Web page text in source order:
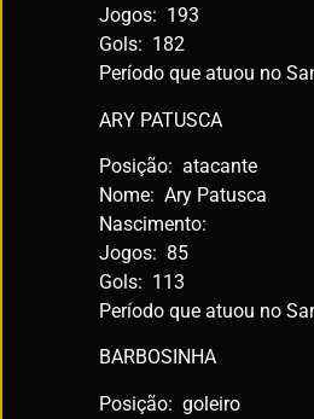
Jogos: 193
Gols: 182
Período que atuou no
ARY PATUSCA
Posição: atacante
Nome: Ary Patusca
Nascimento:
Jogos: 85
Gols: 113
Período que atuou no
BARBOSINHA
Posição: goleiro